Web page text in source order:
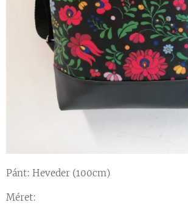
Pánt: Heveder (100cm)
Méret: